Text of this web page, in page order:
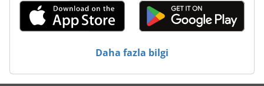
Ölçme Araçları
Daha fazla bilgi